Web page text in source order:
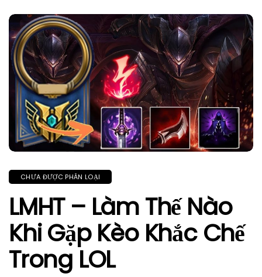
CHƯA ĐƯỢC PHÂN LOẠI
LMHT – Làm Thế Nào
Khi Gặp Kèo Khắc Chế
Trong LOL